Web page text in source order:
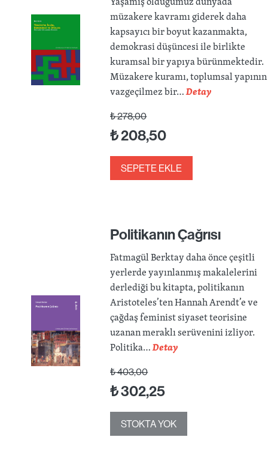
müzakere kavramı giderek daha
kapsayıcı bir boyut kazanmakta,
demokrasi düşüncesi ile birlikte
kuramsal bir yapıya bürünmektedir.
Müzakere kuramı, toplumsal yapının
vazgeçilmez bir…Detay
₺278,00
₺208,50
SEPETE EKLE
Politikanın Çağrısı
Fatmagül Berktay daha önce çeşitli
yerlerde yayınlanmış makalelerini
derlediği bu kitapta, politikanın
Aristoteles’ten Hannah Arendt’e ve
çağdaş feminist siyaset teorisine
uzanan meraklı serüvenini izliyor.
Politika…Detay
₺403,00
₺302,25
STOKTA YOK